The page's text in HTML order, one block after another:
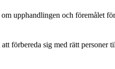
upphandlingen och föremålet
förbereda sig med rätt personer